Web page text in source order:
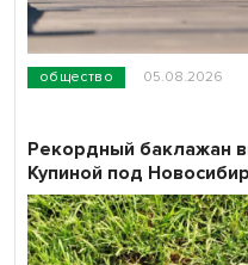
общество 05.08.2026
Рекордный баклажан
Купиной под